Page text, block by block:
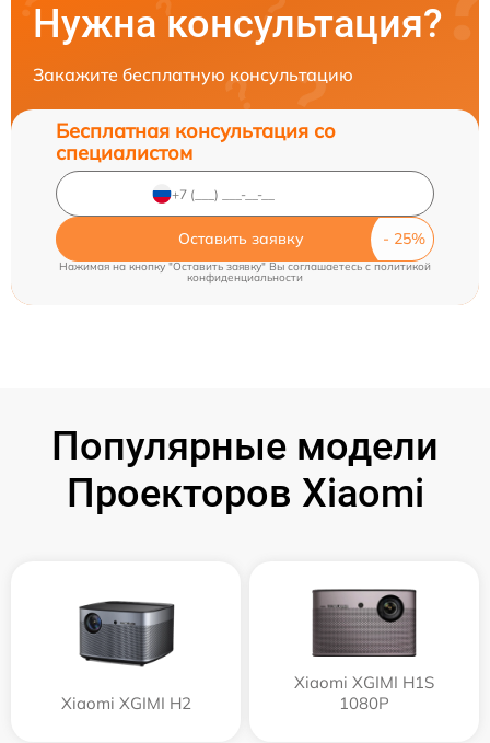
Нужна консультация?
Закажите бесплатную консультацию
Бесплатная консультация со
специалистом
Оставить заявку
Нажимая на кнопку "Оставить заявку" Вы соглашаетесь c политикой
конфиденциальности
Популярные модели
Проекторов Xiaomi
Xiaomi XGIMI H2
Xiaomi XGIMI H1S
1080P